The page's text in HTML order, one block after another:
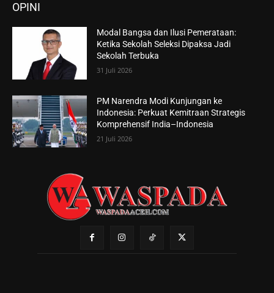
OPINI
Modal Bangsa dan Ilusi Pemerataan:
Ketika Sekolah Seleksi Dipaksa Jadi
Sekolah Terbuka
31 Juli 2026
PM Narendra Modi Kunjungan ke
Indonesia: Perkuat Kemitraan Strategis
Komprehensif India–Indonesia
21 Juli 2026